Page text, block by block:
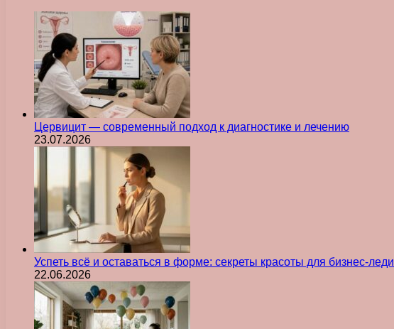
Цервицит — современный подход к диагностике и лечению
23.07.2026
Успеть всё и оставаться в форме: секреты красоты для бизнес-леди
22.06.2026